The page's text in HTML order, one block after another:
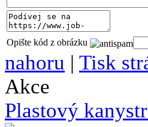
Opište kód z obrázku
nahoru | Tisk
Akce
Plastový